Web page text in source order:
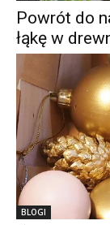
Powrót do
łąkę w
BLOGI